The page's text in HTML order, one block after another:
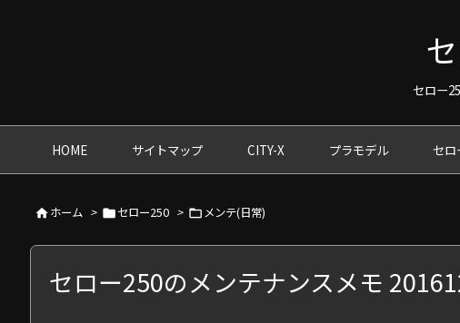
セロー
HOME サイトマップ CITY-X プラモデル セロ
ホーム > セロー250 >  メンテ(日常)
セロー250のメンテナンスメモ